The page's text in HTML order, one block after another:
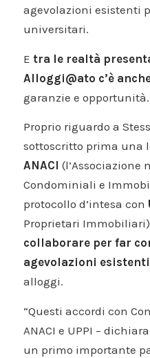
agevolazioni esistenti
universitari.
E tra le realtà
Alloggi@ato c’è
garanzie e opportunità.
Proprio riguardo a
sottoscritto prima una
ANACI
Condominiali e
protocollo d’intesa con
Proprietari
collaborare per far
agevolazioni esistenti
alloggi.
“Questi accordi con
ANACI e UPPI –
un primo importante